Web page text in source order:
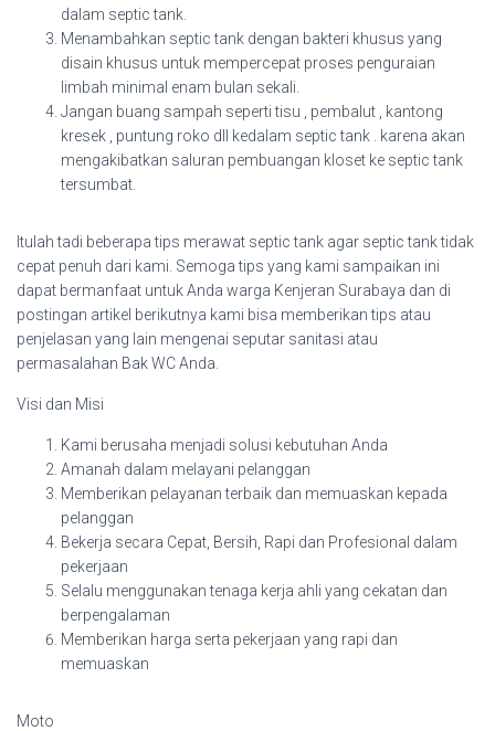
dalam septic tank.
Menambahkan septic tank dengan bakteri khusus yang
disain khusus untuk mempercepat proses penguraian
limbah minimal enam bulan sekali.
Jangan buang sampah seperti tisu , pembalut , kantong
kresek , puntung roko dll kedalam septic tank . karena akan
mengakibatkan saluran pembuangan kloset ke septic tank
tersumbat.
Itulah tadi beberapa tips merawat septic tank agar septic tank tidak
cepat penuh dari kami. Semoga tips yang kami sampaikan ini
dapat bermanfaat untuk Anda warga Kenjeran Surabaya dan di
postingan artikel berikutnya kami bisa memberikan tips atau
penjelasan yang lain mengenai seputar sanitasi atau
permasalahan Bak WC Anda.
Visi dan Misi
Kami berusaha menjadi solusi kebutuhan Anda
Amanah dalam melayani pelanggan
Memberikan pelayanan terbaik dan memuaskan kepada
pelanggan
Bekerja secara Cepat, Bersih, Rapi dan Profesional dalam
pekerjaan
Selalu menggunakan tenaga kerja ahli yang cekatan dan
berpengalaman
Memberikan harga serta pekerjaan yang rapi dan
memuaskan
Moto